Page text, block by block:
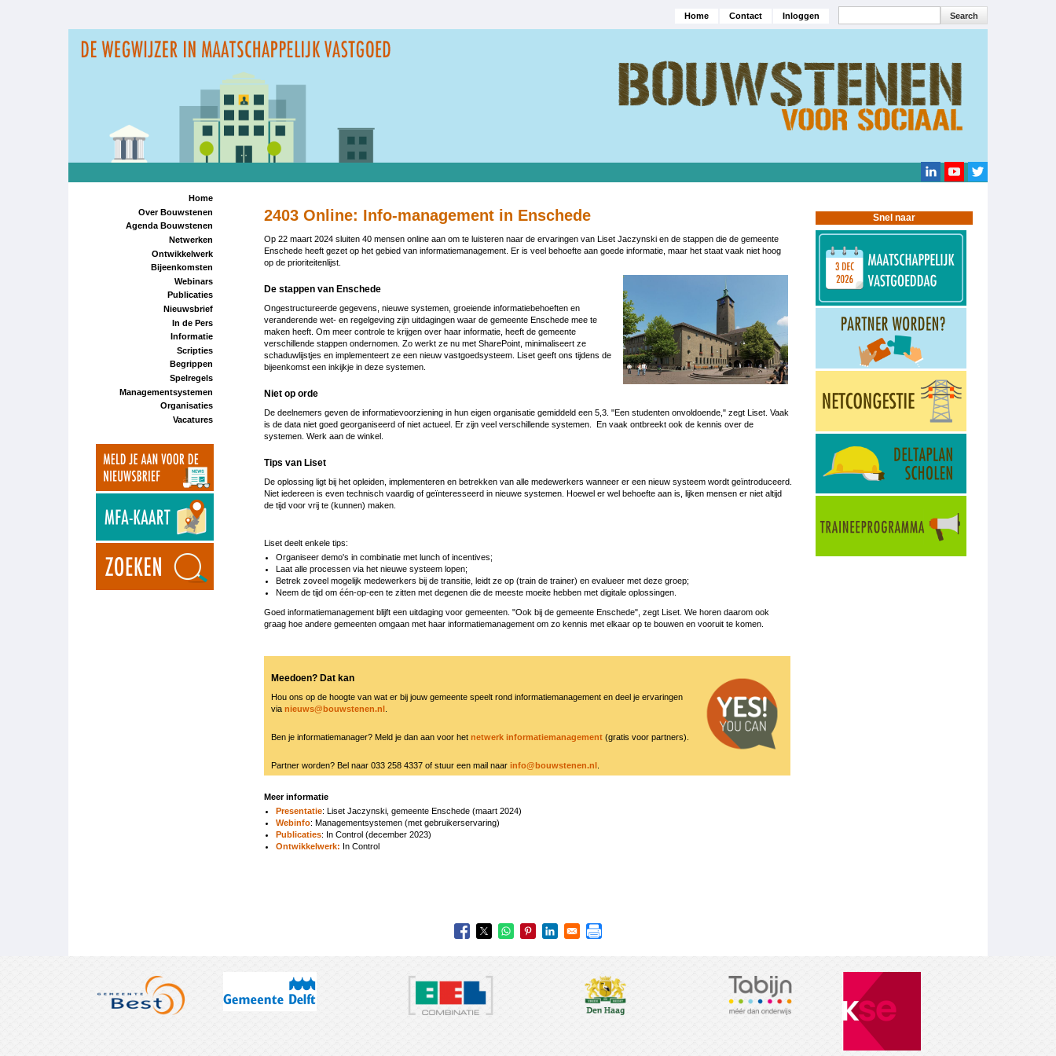
Search
Hoofdnavigatie
Home Contact Inloggen
Home
Over Bouwstenen
Agenda Bouwstenen
Netwerken
Ontwikkelwerk
Bijeenkomsten
Webinars
Publicaties
Nieuwsbrief
In de Pers
Informatie
Scripties
Begrippen
Spelregels
Managementsystemen
Organisaties
Vacatures
2403 Online: Info-management in Enschede
Op 22 maart 2024 sluiten 40 mensen online aan om te luisteren naar de ervaringen van Liset Jaczynski en de stappen die de gemeente
Enschede heeft gezet op het gebied van informatiemanagement. Er is veel behoefte aan goede informatie, maar het staat vaak niet hoog
op de prioriteitenlijst.
Image
De stappen van Enschede
Ongestructureerde gegevens, nieuwe systemen, groeiende informatiebehoeften en
veranderende wet- en regelgeving zijn uitdagingen waar de gemeente Enschede mee te
maken heeft. Om meer controle te krijgen over haar informatie, heeft de gemeente
verschillende stappen ondernomen. Zo werkt ze nu met SharePoint, minimaliseert ze
schaduwlijstjes en implementeert ze een nieuw vastgoedsysteem. Liset geeft ons tijdens de
bijeenkomst een inkijkje in deze systemen.
Niet op orde
De deelnemers geven de informatievoorziening in hun eigen organisatie gemiddeld een 5,3. "Een studenten onvoldoende," zegt Liset. Vaak
is de data niet goed georganiseerd of niet actueel. Er zijn veel verschillende systemen. En vaak ontbreekt ook de kennis over de
systemen. Werk aan de winkel.
Tips van Liset
De oplossing ligt bij het opleiden, implementeren en betrekken van alle medewerkers wanneer er een nieuw systeem wordt geïntroduceerd.
Niet iedereen is even technisch vaardig of geïnteresseerd in nieuwe systemen. Hoewel er wel behoefte aan is, lijken mensen er niet altijd
de tijd voor vrij te (kunnen) maken.
Liset deelt enkele tips:
Organiseer demo's in combinatie met lunch of incentives;
Laat alle processen via het nieuwe systeem lopen;
Betrek zoveel mogelijk medewerkers bij de transitie, leidt ze op (train de trainer) en evalueer met deze groep;
Neem de tijd om één-op-een te zitten met degenen die de meeste moeite hebben met digitale oplossingen.
Goed informatiemanagement blijft een uitdaging voor gemeenten. "Ook bij de gemeente Enschede", zegt Liset. We horen daarom ook
graag hoe andere gemeenten omgaan met haar informatiemanagement om zo kennis met elkaar op te bouwen en vooruit te komen.
Meedoen? Dat kan
Hou ons op de hoogte van wat er bij jouw gemeente speelt rond informatiemanagement en deel je ervaringen
via nieuws@bouwstenen.nl
Ben je informatiemanager? Meld je dan aan voor het netwerk informatiemanagement (gratis voor partners).
Partner worden? Bel naar 033 258 4337 of stuur een mail naar info@bouwstenen.nl
Meer informatie
Presentatie: Liset Jaczynski, gemeente Enschede (maart 2024)
Webinfo: Managementsystemen (met gebruikerservaring)
Publicaties: In Control (december 2023)
Ontwikkelwerk: In Control
Online:
management
Snel naar